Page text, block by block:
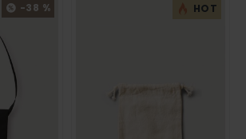
-38 % HOT